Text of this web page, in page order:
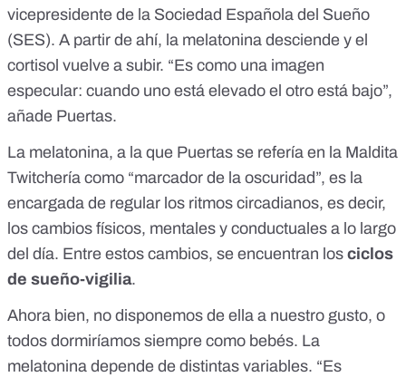
vicepresidente de la Sociedad Española del Sueño
(SES). A partir de ahí, la melatonina desciende y el
cortisol vuelve a subir. “Es como una imagen
especular: cuando uno está elevado el otro está bajo”,
añade Puertas.
La melatonina, a la que Puertas se refería en la Maldita
Twitchería como “marcador de la oscuridad”, es la
encargada de regular los ritmos circadianos, es decir,
los cambios físicos, mentales y conductuales a lo largo
del día. Entre estos cambios, se encuentran los ciclos
de sueño-vigilia.
Ahora bien, no disponemos de ella a nuestro gusto, o
todos dormiríamos siempre como bebés. La
melatonina depende de distintas variables. “Es